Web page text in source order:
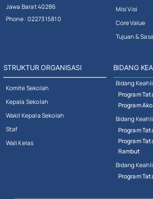
Jawa Barat 40286
Phone : 0227315810
Misi Visi
Core Value
Tujuan &
STRUKTUR ORGANISASI
Komite Sekolah
Kepala Sekolah
Wakil Kepala Sekolah
Staf
Wali Kelas
BIDANG
Bidang
Program
Program
Bidang
Program
Program
Rambut
Bidang
Program